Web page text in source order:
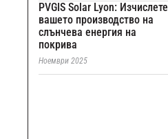
PVGIS Solar Lyon: Изчислете
вашето производство на
слънчева енергия на
покрива
Ноември 2025